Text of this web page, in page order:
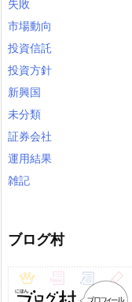
失敗
市場動向
投資信託
投資方針
新興国
未分類
証券会社
運用結果
雑記
ブログ村